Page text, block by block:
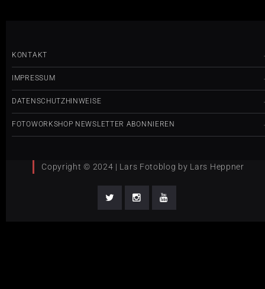
KONTAKT
IMPRESSUM
DATENSCHUTZHINWEISE
FOTOWORKSHOP NEWSLETTER ABONNIEREN
Copyright © 2024 | Lars Fotoblog by Lars Heppner